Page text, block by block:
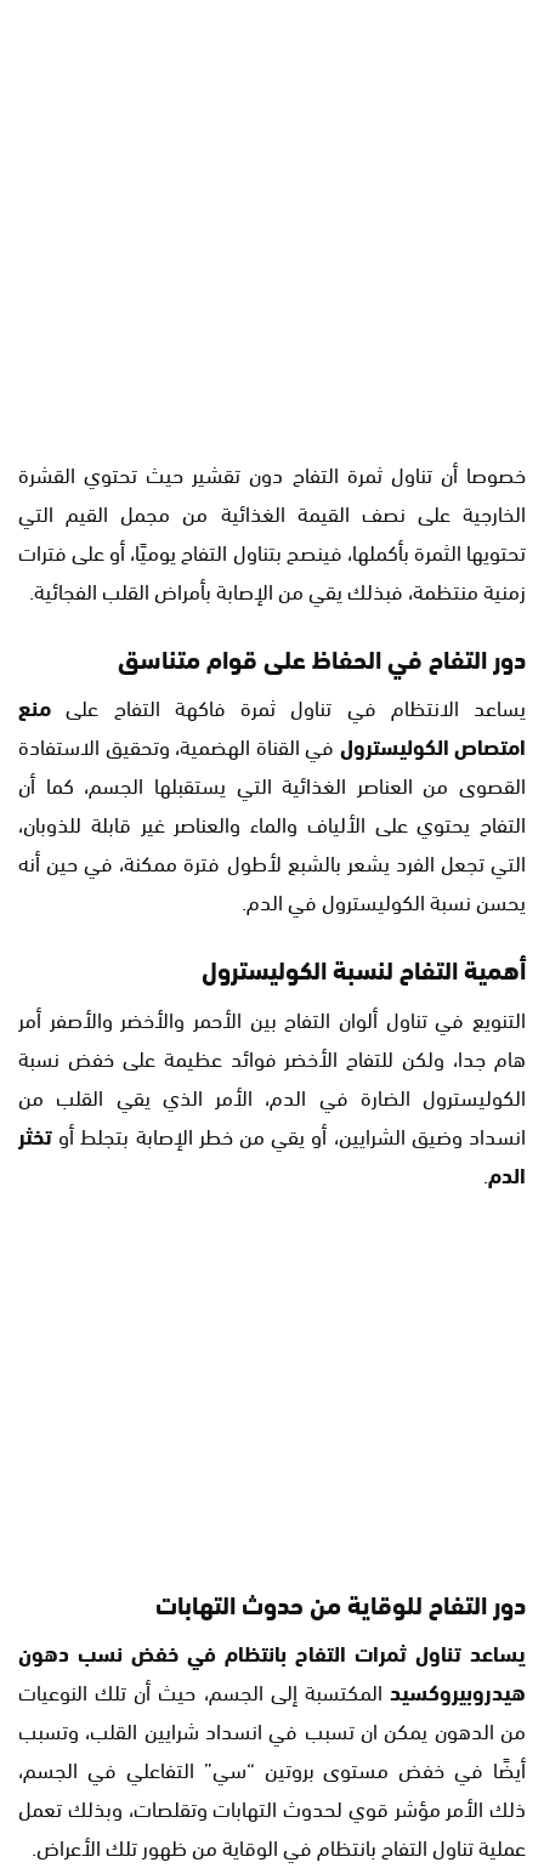
خصوصا أن تناول ثمرة التفاح دون تقشير حيث تحتوي القشرة
الخارجية على نصف القيمة الغذائية من مجمل القيم التي
تحتويها الثمرة بأكملها، فينصح بتناول التفاح يوميًا، أو على فترات
زمنية منتظمة، فبذلك يقي من الإصابة بأمراض القلب الفجائية.
دور التفاح في الحفاظ على قوام متناسق
يساعد الانتظام في تناول ثمرة فاكهة التفاح على منع
امتصاصالكوليسترولفي القناة الهضمية، وتحقيق الاستفادة
القصوى من العناصر الغذائية التي يستقبلها الجسم، كما أن
التفاح يحتوي على الألياف والماء والعناصر غير قابلة للذوبان،
التي تجعل الفرد يشعر بالشبع لأطول فترة ممكنة، في حين أنه
يحسن نسبة الكوليسترول في الدم.
أهمية التفاح لنسبة الكوليسترول
التنويع في تناول ألوان التفاح بين الأحمر والأخضر والأصفر أمر
هام جدا، ولكن للتفاح الأخضر فوائد عظيمة على خفض نسبة
الكوليسترول الضارة في الدم، الأمر الذي يقي القلب من
انسداد وضيق الشرايين، أو يقي من خطر الإصابة بتجلط أوتخثر
الدم.
دور التفاح للوقاية من حدوث التهابات
يساعد تناول ثمرات التفاح بانتظام في خفض نسب دهون
هيدروبيروكسيد المكتسبة إلى الجسم، حيث أن تلك النوعيات
من الدهون يمكن ان تسبب في انسداد شرايين القلب، وتسبب
أيضًا في خفض مستوى بروتين “سي” التفاعلي في الجسم،
ذلك الأمر مؤشر قوي لحدوث التهابات وتقلصات، وبذلك تعمل
عملية تناول التفاح بانتظام في الوقاية من ظهور تلك الأعراض.